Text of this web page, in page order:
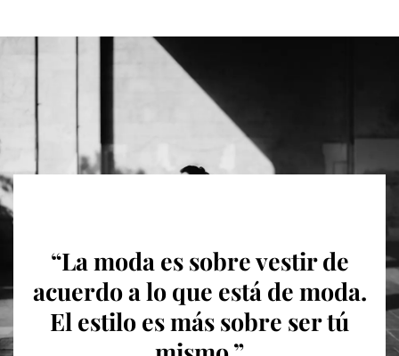
“La moda es sobre vestir de
acuerdo a lo que está de moda.
El estilo es más sobre ser tú